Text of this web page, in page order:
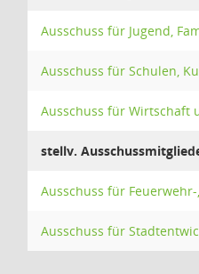
Ausschuss für Jugend,
Ausschuss für Schulen,
Ausschuss für Wirtschaft
stellv.
Ausschuss für
Ausschuss für